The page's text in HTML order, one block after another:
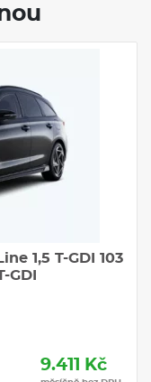
1,5 T-GDI 103
GDI
9.411 Kč